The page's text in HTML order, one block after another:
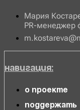
Мария
PR-менеджер
Навигация:
О проекте
Поддержать